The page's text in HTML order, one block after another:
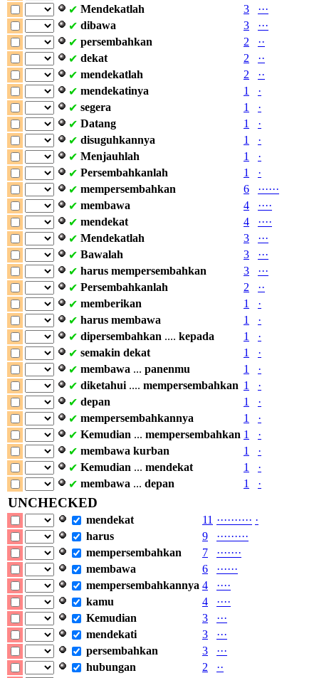
✔ Mendekatlah 3 ···
✔ dibawa 3 ···
✔ persembahkan 2 ··
✔ dekat 2 ··
✔ mendekatlah 2 ··
✔ mendekatinya 1
·
✔ segera 1
·
✔ Datang 1
·
✔ disuguhkannya 1
·
✔ Menjauhlah 1
·
✔ Persembahkanlah 1
·
✔ mempersembahkan 6 ······
✔ membawa 4 ····
✔ mendekat 4 ····
✔ Mendekatlah 3 ···
✔ Bawalah 3 ···
✔ harus mempersembahkan 3 ···
✔ Persembahkanlah 2 ··
✔ memberikan 1
·
✔ harus membawa 1
·
✔ dipersembahkan .... kepada 1
·
✔ semakin dekat 1
·
✔ membawa ... panenmu 1
·
✔ diketahui .... mempersembahkan 1
·
✔ depan 1
·
✔ mempersembahkannya 1
·
✔ Kemudian ... mempersembahkan 1
·
✔ membawa kurban 1
·
✔ Kemudian ... mendekat 1
·
✔ membawa ... depan 1 ·
UNCHECKED
mendekat 11 ·········· ·
harus
9 ·········
mempersembahkan
7 ·······
membawa
6 ······
mempersembahkannya 4 ····
kamu
4 ····
Kemudian
3 ···
mendekati
3 ···
persembahkan
3 ···
hubungan
2 ··